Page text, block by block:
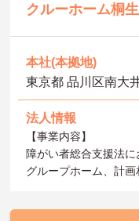
クルーホーム桐
本社(本拠地)
東京都 品川区南大
法人情報
【事業内容】
障がい者総合支援法
グループホーム、計